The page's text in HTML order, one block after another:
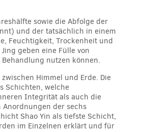
sowie die Abfolge der
und der tatsächlich in einem
Feuchtigkeit, Trockenheit und
geben eine Fülle von
nutzen können.
Himmel und Erde. Die
Schichten, welche
Integrität als auch die
der sechs
Shao Yin als tiefste Schicht,
im Einzelnen erklärt und für